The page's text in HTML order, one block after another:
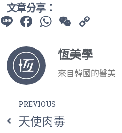
文章分享：
LineFacebook
WhatsApp
WeChat
恆美學
來自韓國的醫美
PREVIOUS
天使肉毒